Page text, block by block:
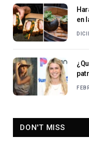
en
DON'T MISS